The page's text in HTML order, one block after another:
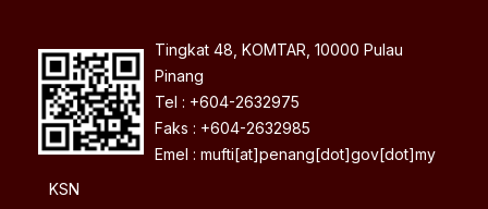
Tingkat 48, KOMTAR, 10000 Pulau
Pinang
Tel : +604-2632975
Faks : +604-2632985
Emel : mufti[at]penang[dot]gov[dot]my
KSN